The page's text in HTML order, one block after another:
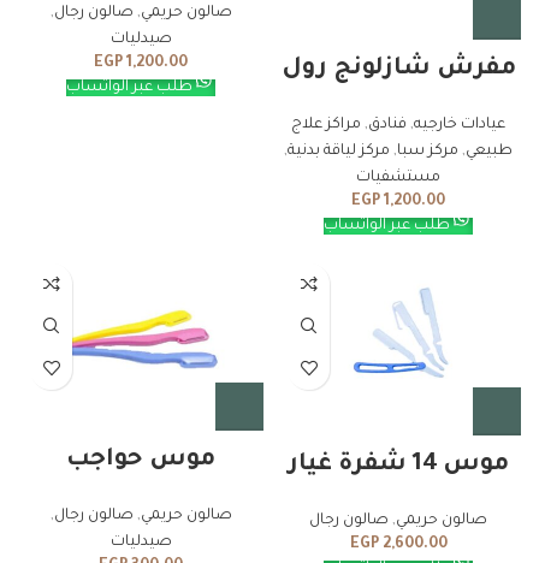
مفرش شازلونج رول
عيادات خارجيه, فنادق, مراكز علاج
طبيعي, مركز سبا, مركز لياقة بدنية,
مستشفيات
EGP 1,200.00
طلب عبر الواتساب
صالون حريمي, صالون رجال,
صيدليات
EGP 1,200.00
طلب عبر الواتساب
موس 14 شفرة غيار
صالون حريمي, صالون رجال
EGP2,600.00
موس حواجب
صالون حريمي, صالون رجال,
صيدليات